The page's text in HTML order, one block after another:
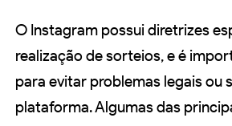
O Instagram possui diretrizes
realização de sorteios, e é
para evitar problemas legais ou
plataforma. Algumas das